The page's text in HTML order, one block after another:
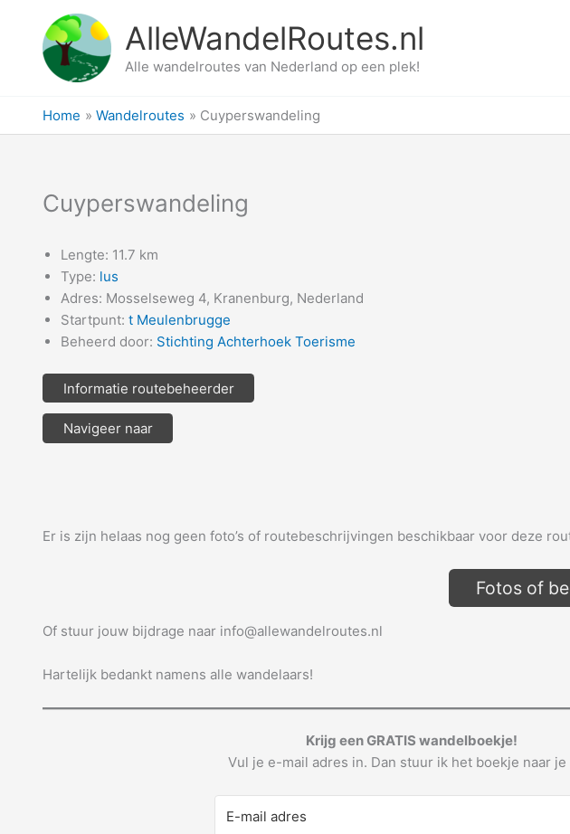
AlleWandelRoutes.nl
Alle wandelroutes van Nederland op een plek!
Home Wandelroutes Cuyperswandeling
Cuyperswandeling
Lengte: 11.7 km
Type: lus
Adres: Mosselseweg 4, Kranenburg, Nederland
Startpunt: t Meulenbrugge
Beheerd door: Stichting Achterhoek Toerisme
Informatie routebeheerder
Navigeer naar
Er is zijn helaas nog geen foto’s of routebeschrijvingen beschikbaar voor deze
Fotos of
Of stuur jouw bijdrage naar info@allewandelroutes.nl
Hartelijk bedankt namens alle wandelaars!
Krijg een GRATIS wandelboekje!
Vul je e-mail adres in. Dan stuur ik het boekje naar je